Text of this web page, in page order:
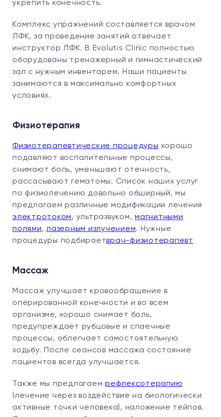
укрепить конечность.
Комплекс упражнений составляется врачом
ЛФК, за проведение занятий отвечает
инструктор ЛФК. В Evolutis Clinic полностью
оборудованы тренажерный и гимнастический
зал с нужным инвентарем. Наши пациенты
занимаются в максимально комфортных
условиях.
Физиотерапия
Физиотерапевтические процедуры хорошо
подавляют воспалительные процессы,
снимают боль, уменьшают отечность,
рассасывают гематомы. Список наших услуг
по физиолечению довольно обширный, мы
предлагаем различные модификации лечения
электротоком, ультразвуком, магнитными
полями, лазерным излучением. Нужные
процедуры подбираетврач-физиотерапевт
Массаж
Массаж улучшает кровообращение в
оперированной конечности и во всем
организме, хорошо снимает боль,
предупреждает рубцовые и спаечные
процессы, облегчает самостоятельную
ходьбу. После сеансов массажа состояние
пациентов всегда улучшается.
Также мы предлагаем рефлексотерапию
(лечение через воздействие на биологически
активные точки человека), наложение тейпов.